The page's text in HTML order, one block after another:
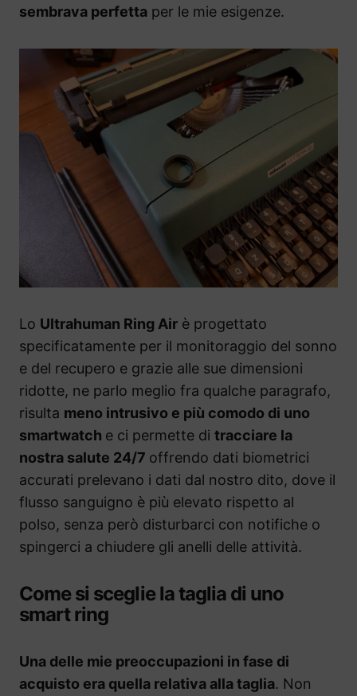
sembrava perfetta per le mie esigenze.
Lo Ultrahuman Ring Air è progettato
specificatamente per il monitoraggio del sonno
e del recupero e grazie alle sue dimensioni
ridotte, ne parlo meglio fra qualche paragrafo,
risulta meno intrusivo e più comodo di uno
smartwatch e ci permette di tracciare la
nostra salute 24/7 offrendo dati biometrici
accurati prelevano i dati dal nostro dito, dove il
flusso sanguigno è più elevato rispetto al
polso, senza però disturbarci con notifiche o
spingerci a chiudere gli anelli delle attività.
Come si sceglie la taglia di uno
smart ring
Una delle mie preoccupazioni in fase di
acquisto era quella relativa alla taglia. Non